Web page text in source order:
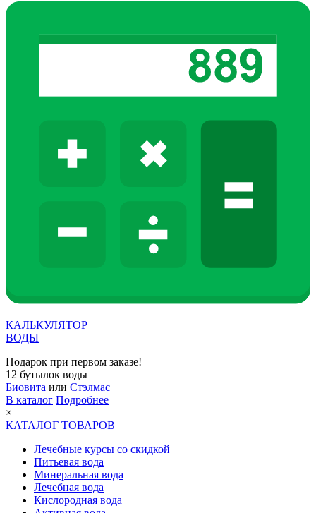
КАЛЬКУЛЯТОР
ВОДЫ
Подарок при первом заказе!
12 бутылок воды
Биовита или Стэлмас
В каталог Подробнее
×
КАТАЛОГ ТОВАРОВ
Лечебные курсы со скидкой
Питьевая вода
Минеральная вода
Лечебная вода
Кислородная вода